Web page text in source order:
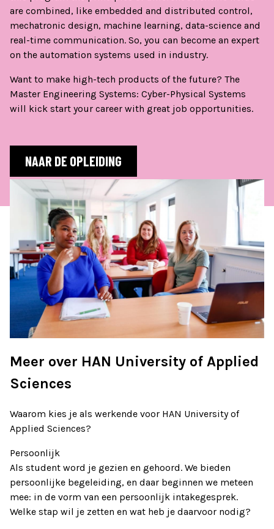
are combined, like embedded and distributed control,
mechatronic design, machine learning, data-science and
real-time communication. So, you can become an expert
on the automation systems used in industry.
Want to make high-tech products of the future? The
Master Engineering Systems: Cyber-Physical Systems
will kick start your career with great job opportunities.
NAAR DE OPLEIDING
Meer over HAN University of Applied
Sciences
Waarom kies je als werkende voor HAN University of
Applied Sciences?
Persoonlijk
Als student word je gezien en gehoord. We bieden
persoonlijke begeleiding, en daar beginnen we meteen
mee: in de vorm van een persoonlijk intakegesprek.
Welke stap wil je zetten en wat heb je daarvoor nodig?